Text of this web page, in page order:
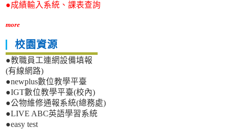
●成績輸入系統、課表查詢
more
校園資源
●教職員工連網設備填報
(有線網路)
●newplus數位教學平臺
●IGT數位教學平臺(校內)
●公物維修通報系統(總務處)
●LIVE ABC英語學習系統
●easy test